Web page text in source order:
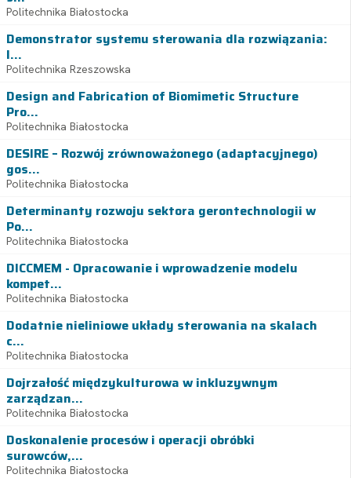
Politechnika Białostocka
Demonstrator systemu sterowania dla rozwiązania:
I...
Politechnika Rzeszowska
Design and Fabrication of Biomimetic Structure
Pro...
Politechnika Białostocka
DESIRE – Rozwój zrównoważonego (adaptacyjnego)
gos...
Politechnika Białostocka
Determinanty rozwoju sektora gerontechnologii w
Po...
Politechnika Białostocka
DICCMEM - Opracowanie i wprowadzenie modelu
kompet...
Politechnika Białostocka
Dodatnie nieliniowe układy sterowania na skalach
c...
Politechnika Białostocka
Dojrzałość międzykulturowa w inkluzywnym
zarządzan...
Politechnika Białostocka
Doskonalenie procesów i operacji obróbki
surowców,...
Politechnika Białostocka